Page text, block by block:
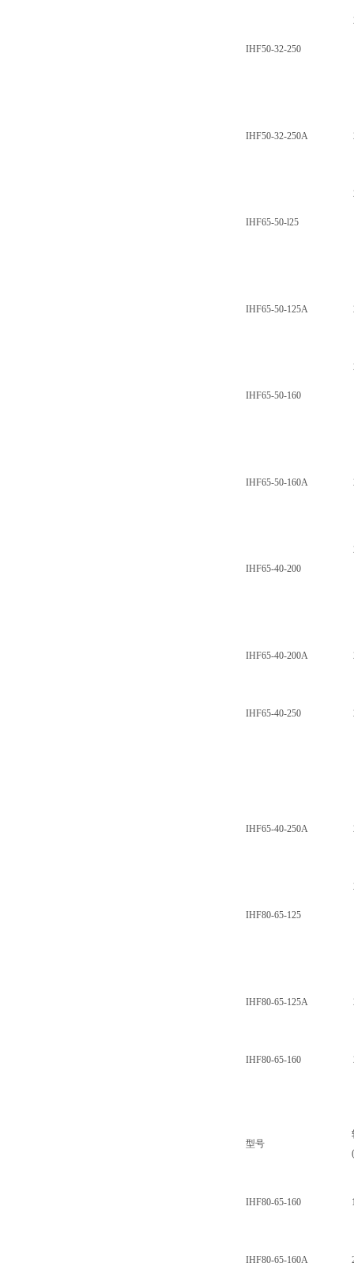
IHF50-32-250
IHF50-32-250A
IHF65-50-l25
IHF65-50-125A
IHF65-50-160
IHF65-50-160A
IHF65-40-200
IHF65-40-200A
IHF65-40-250
IHF65-40-250A
IHF80-65-125
IHF80-65-125A
IHF80-65-160
型号
IHF80-65-160
IHF80-65-160A